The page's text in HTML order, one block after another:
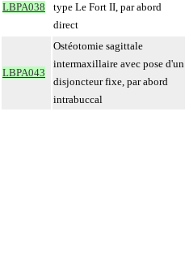
LBPA038
type Le Fort II, par abord
direct
LBPA043
Ostéotomie sagittale
intermaxillaire avec pose d'un
disjoncteur fixe, par abord
intrabuccal